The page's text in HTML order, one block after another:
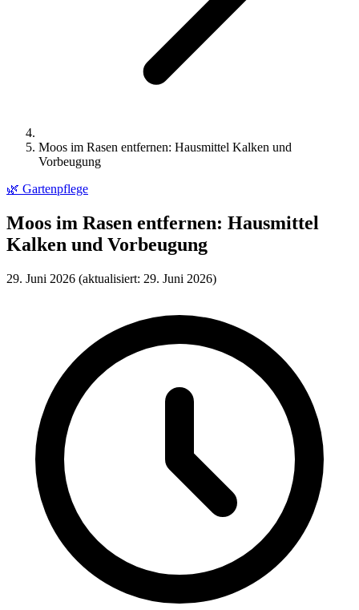
Moos im Rasen entfernen: Hausmittel Kalken und
Vorbeugung
🌿 Gartenpflege
Moos im Rasen entfernen: Hausmittel
Kalken und Vorbeugung
29. Juni 2026 (aktualisiert: 29. Juni 2026)